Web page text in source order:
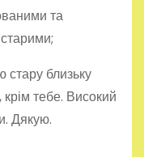
та
близьку
тебе. Високий
Дякую.